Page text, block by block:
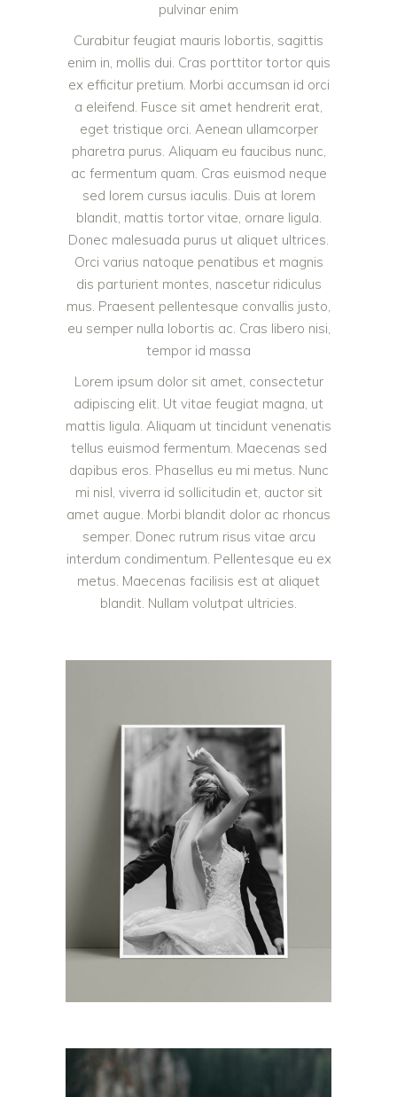
pulvinar enim
Curabitur feugiat mauris lobortis, sagittis
enim in, mollis dui. Cras porttitor tortor quis
ex efficitur pretium. Morbi accumsan id orci
a eleifend. Fusce sit amet hendrerit erat,
eget tristique orci. Aenean ullamcorper
pharetra purus. Aliquam eu faucibus nunc,
ac fermentum quam. Cras euismod neque
sed lorem cursus iaculis. Duis at lorem
blandit, mattis tortor vitae, ornare ligula.
Donec malesuada purus ut aliquet ultrices.
Orci varius natoque penatibus et magnis
dis parturient montes, nascetur ridiculus
mus. Praesent pellentesque convallis justo,
eu semper nulla lobortis ac. Cras libero nisi,
tempor id massa
Lorem ipsum dolor sit amet, consectetur
adipiscing elit. Ut vitae feugiat magna, ut
mattis ligula. Aliquam ut tincidunt venenatis
tellus euismod fermentum. Maecenas sed
dapibus eros. Phasellus eu mi metus. Nunc
mi nisl, viverra id sollicitudin et, auctor sit
amet augue. Morbi blandit dolor ac rhoncus
semper. Donec rutrum risus vitae arcu
interdum condimentum. Pellentesque eu ex
metus. Maecenas facilisis est at aliquet
blandit. Nullam volutpat ultricies.